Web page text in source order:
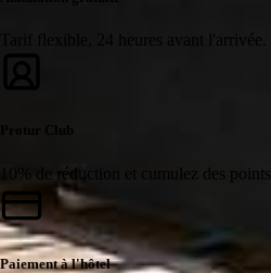
Tarif flexible, 24 heures avant l'arrivée.
10% de réduction et cumulez des points
Paiement à l'hôtel